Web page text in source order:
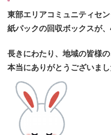
東部エリアコミュニティセ
紙パックの回収ボックスが、
長きにわたり、地域の皆様
本当にありがとうございまし